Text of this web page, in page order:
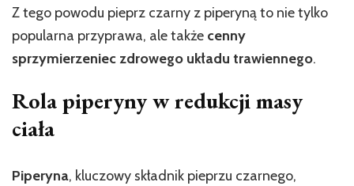
Z tego powodu pieprz czarny z piperyną to nie tylko
popularna przyprawa, ale także cenny
sprzymierzeniec zdrowego układu trawiennego.
Rola piperyny w redukcji masy
ciała
Piperyna, kluczowy składnik pieprzu czarnego,